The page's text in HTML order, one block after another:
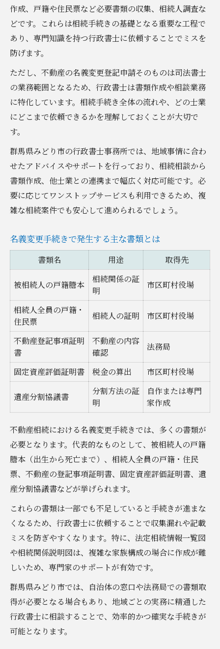
作成、戸籍や住民票など必要書類の収集、相続人調査な
どです。これらは相続手続きの基礎となる重要な工程で
あり、専門知識を持つ行政書士に依頼することでミスを
防げます。
ただし、不動産の名義変更登記申請そのものは司法書士
の業務範囲となるため、行政書士は書類作成や相談業務
に特化しています。相続手続き全体の流れや、どの士業
にどこまで依頼できるかを理解しておくことが大切で
す。
群馬県みどり市の行政書士事務所では、地域事情に合わ
せたアドバイスやサポートを行っており、相続相談から
書類作成、他士業との連携まで幅広く対応可能です。必
要に応じてワンストップサービスも利用できるため、複
雑な相続案件でも安心して進められるでしょう。
名義変更手続きで発生する主な書類とは
書類名 用途 取得先
被相続人の戸籍謄本
相続関係の証
明
市区町村役場
相続人全員の戸籍・
住民票
相続人の証明 市区町村役場
不動産登記事項証明
書
不動産の内容
確認
法務局
固定資産評価証明書 税金の算出 市区町村役場
遺産分割協議書
分割方法の証
明
自作または専門
家作成
不動産相続における名義変更手続きでは、多くの書類が
必要となります。代表的なものとして、被相続人の戸籍
謄本（出生から死亡まで）、相続人全員の戸籍・住民
票、不動産の登記事項証明書、固定資産評価証明書、遺
産分割協議書などが挙げられます。
これらの書類は一部でも不足していると手続きが進まな
くなるため、行政書士に依頼することで収集漏れや記載
ミスを防ぎやすくなります。特に、法定相続情報一覧図
や相続関係説明図は、複雑な家族構成の場合に作成が難
しいため、専門家のサポートが有効です。
群馬県みどり市では、自治体の窓口や法務局での書類取
得が必要となる場合もあり、地域ごとの実務に精通した
行政書士に相談することで、効率的かつ確実な手続きが
可能となります。